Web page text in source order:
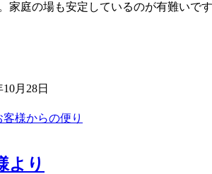
家庭の場も安定しているのが有難いです
10月28日
客様からの便り
より